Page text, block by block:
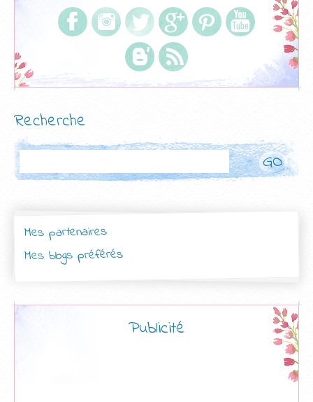
Recherche
Mes partenaires
Mes blogs préférés
Publicité